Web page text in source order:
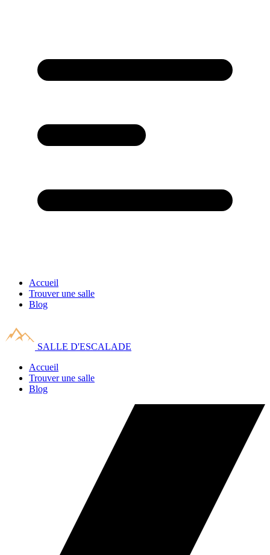
Accueil
Trouver une salle
Blog
SALLE D'ESCALADE
Accueil
Trouver une salle
Blog